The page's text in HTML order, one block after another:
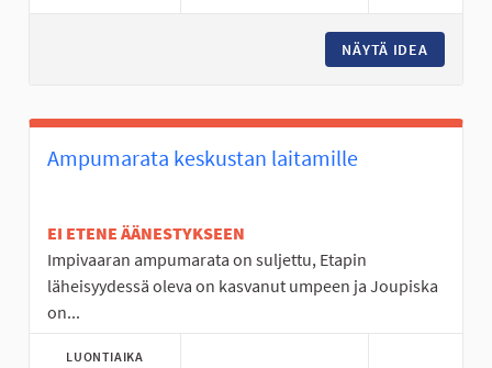
NÄYTÄ IDEA
Ampumarata keskustan laitamille
EI ETENE ÄÄNESTYKSEEN
Impivaaran ampumarata on suljettu, Etapin
läheisyydessä oleva on kasvanut umpeen ja Joupiska
on...
LUONTIAIKA